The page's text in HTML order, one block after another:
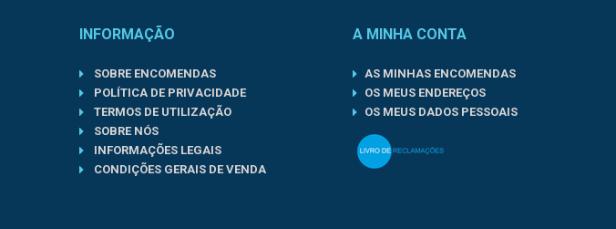
INFORMAÇÃO
SOBRE ENCOMENDAS
POLÍTICA DE PRIVACIDADE
TERMOS DE UTILIZAÇÃO
SOBRE NÓS
INFORMAÇÕES LEGAIS
CONDIÇÕES GERAIS DE VENDA
A MINHA CONTA
AS MINHAS ENCOMENDAS
OS MEUS ENDEREÇOS
OS MEUS DADOS PESSOAIS